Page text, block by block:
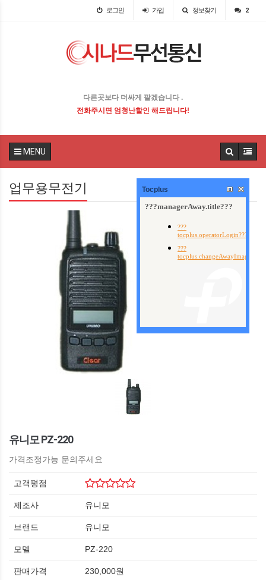
로그인 가입 정보찾기 2
다른곳보다 더싸게 팔겠습니다 .
전화주시면 엄청난할인 해드립니다!
MENU
업무용무전기
유니모 PZ-220
가격조정가능 문의주세요
고객평점
제조사 유니모
브랜드 유니모
모델 PZ-220
판매가격 230,000원
Tocplus